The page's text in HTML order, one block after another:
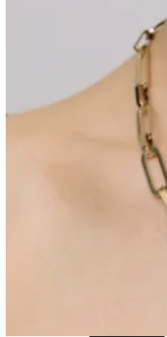
Inga produkter i varukorgen.